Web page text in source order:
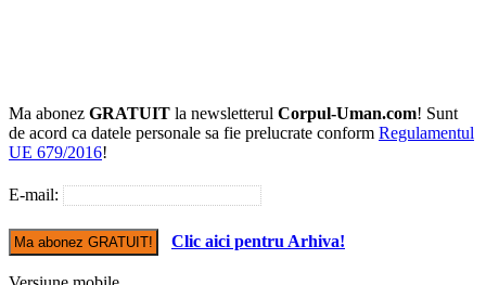
Ma abonez GRATUIT la newsletterul Corpul-Uman.com! Sunt
de acord ca datele personale sa fie prelucrate conform Regulamentul
UE 679/2016!
E-mail:
Clic aici pentru Arhiva!